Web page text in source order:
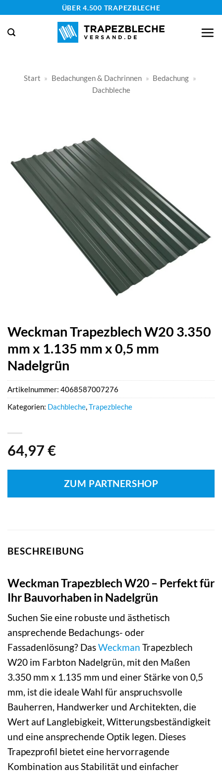
springen
ÜBER 4.500 TRAPEZBLECHE
Start » Bedachungen & Dachrinnen » Bedachung »
Dachbleche
Weckman Trapezblech W20 3.350
mm x 1.135 mm x 0,5 mm
Nadelgrün
64,97 €
ZUM PARTNERSHOP
Artikelnummer: 4068587007276
Kategorien: Dachbleche,Trapezbleche
BESCHREIBUNG
Weckman Trapezblech W20 – Perfekt für
Ihr Bauvorhaben in Nadelgrün
Suchen Sie eine robuste und ästhetisch
ansprechende Bedachungs- oder
Fassadenlösung? DasWeckman Trapezblech
W20 im Farbton Nadelgrün, mit den Maßen
3.350 mm x 1.135 mm und einer Stärke von 0,5
mm, ist die ideale Wahl für anspruchsvolle
Bauherren, Handwerker und Architekten, die
Wert auf Langlebigkeit, Witterungsbeständigkeit
und eine ansprechende Optik legen. Dieses
Trapezprofil bietet eine hervorragende
Kombination aus Stabilität und einfacher